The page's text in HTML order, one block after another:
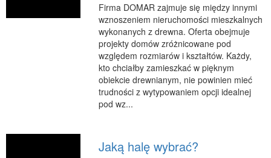
Restauracje, Catering
Adwokaci, Porady Prawne
Sprzątanie, Porządkowanie
Firma DOMAR zajmuje się między innymi
wznoszeniem nieruchomości mieszkalnych
wykonanych z drewna. Oferta obejmuje
projekty domów zróżnicowane pod
względem rozmiarów i kształtów. Każdy,
kto chciałby zamieszkać w pięknym
obiekcie drewnianym, nie powinien mieć
trudności z wytypowaniem opcji idealnej
pod wz...
Jaką halę wybrać?